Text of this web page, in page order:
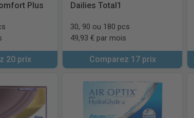
Plus
20 prix
Dailies Total1
30, 90 ou 180 pcs
49,93 € par mois
Comparez 17 prix